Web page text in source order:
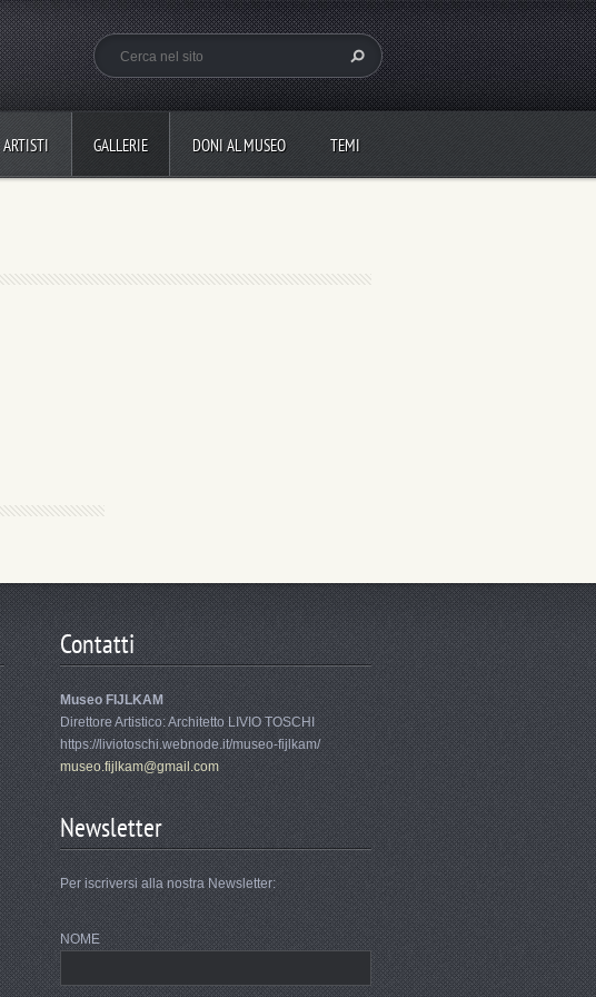
ARTISTI GALLERIE DONI AL MUSEO TEMI
Contatti
Museo FIJLKAM
Direttore Artistico: Architetto LIVIO TOSCHI
https://liviotoschi.webnode.it/museo-fijlkam/
museo.fijlkam@gmail.com
Newsletter
Per iscriversi alla nostra Newsletter:
NOME